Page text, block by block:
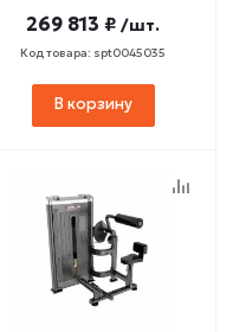
269 813 ₽ /шт.
Код товара: spt0045035
В корзину